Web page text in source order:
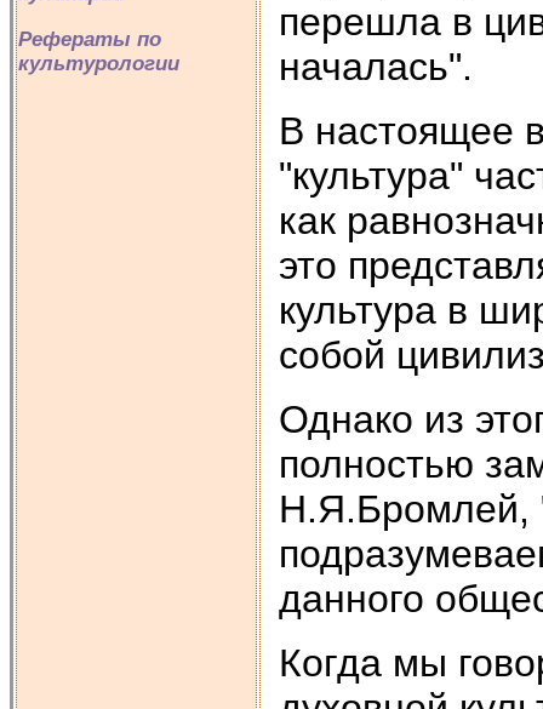
Рефераты по
культурологии
перешла в
началась".
В настоящее
"культура"
как
это
культура в
собой
Однако из
полностью
Н.Я.Бромлей,
данного
Когда мы